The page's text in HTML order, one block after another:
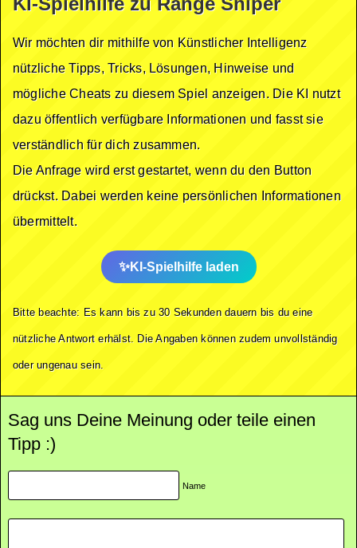
Wir möchten dir mithilfe von Künstlicher Intelligenz
nützliche Tipps, Tricks, Lösungen, Hinweise und
mögliche Cheats zu diesem Spiel anzeigen. Die KI nutzt
dazu öffentlich verfügbare Informationen und fasst sie
verständlich für dich zusammen.
Die Anfrage wird erst gestartet, wenn du den Button
drückst. Dabei werden keine persönlichen Informationen
übermittelt.
KI-Spielhilfe laden
Bitte beachte: Es kann bis zu 30 Sekunden dauern bis du eine
nützliche Antwort erhälst. Die Angaben können zudem unvollständig
oder ungenau sein.
Sag uns Deine Meinung oder teile einen
Tipp :)
Name